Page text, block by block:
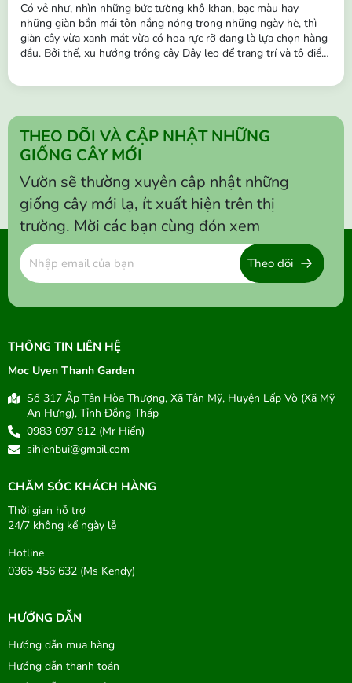
Có vẻ như, nhìn những bức tường khô khan, bạc màu hay
những giàn bắn mái tôn nắng nóng trong những ngày hè, thì
giàn cây vừa xanh mát vừa có hoa rực rỡ đang là lựa chọn hàng
đầu. Bởi thế, xu hướng trồng cây Dây leo để trang trí và tô điểm
buông rủ leo tường, hàng rào, ban công,… vô cùng sinh động,
THEO DÕI VÀ CẬP NHẬT NHỮNG
GIỐNG CÂY MỚI
Vườn sẽ thường xuyên cập nhật những
giống cây mới lạ, ít xuất hiện trên thị
trường. Mời các bạn cùng đón xem
Theo dõi
THÔNG TIN LIÊN HỆ
Moc Uyen Thanh Garden
Số 317 Ấp Tân Hòa Thượng, Xã Tân Mỹ, Huyện Lấp Vò (Xã Mỹ
An Hưng), Tỉnh Đồng Tháp
0983 097 912 (Mr Hiến)
sihienbui@gmail.com
CHĂM SÓC KHÁCH HÀNG
Thời gian hỗ trợ
24/7 không kể ngày lễ
Hotline
0365 456 632 (Ms Kendy)
HƯỚNG DẪN
Hướng dẫn mua hàng
Hướng dẫn thanh toán